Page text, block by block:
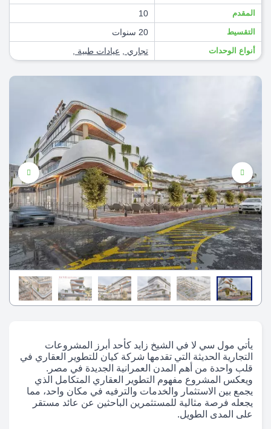
المقدم 10
التقسيط 20 سنوات
أنواع الوحدات تجاري عيادات طبية
يأتي مول سي لا في الشيخ زايد كأحد أبرز المشروعات
التجارية الحديثة التي تقدمها شركة كيان للتطوير العقاري في
قلب واحدة من أهم المدن العمرانية الجديدة في مصر.
ويعكس المشروع مفهوم التطوير العقاري المتكامل الذي
يجمع بين الاستثمار والخدمات والترفيه في مكان واحد، مما
يجعله فرصة مثالية للمستثمرين الباحثين عن عائد مستقر
على المدى الطويل.